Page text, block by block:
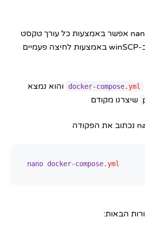
גם כאן, לא חייבים nano אפשר באמצעות כל עורך טקסט
שקיים ברספברי או ב-winSCP באמצעות לחיצה פעמיים
docker-compose.yml
והוא נמצא
שיצרנו מקודם
nano docker-compose.yml
הבאות: